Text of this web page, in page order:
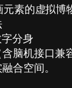
素的虚拟博
分身
脑机接口兼
合空间。